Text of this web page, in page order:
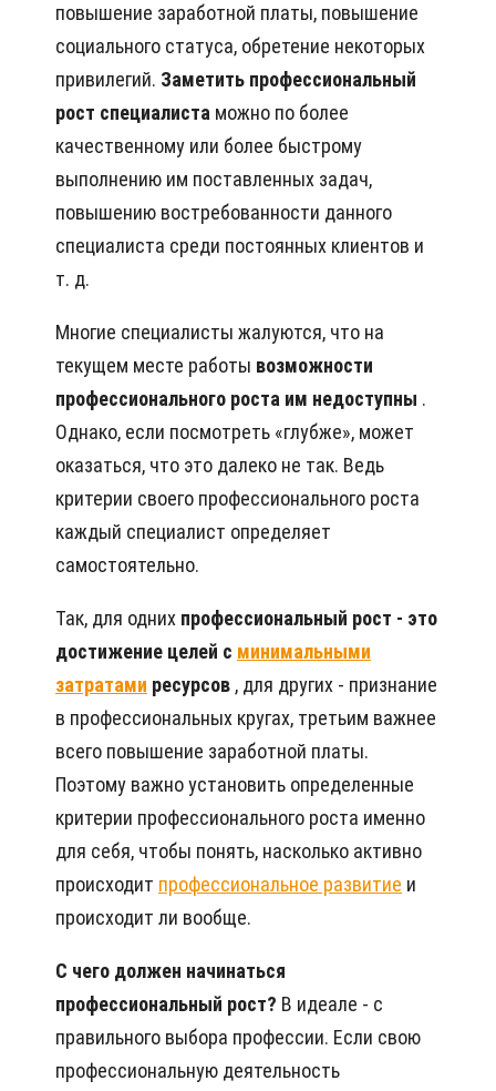
повышение заработной платы, повышение
социального статуса, обретение некоторых
привилегий. Заметить профессиональный
рост специалиста можно по более
качественному или более быстрому
выполнению им поставленных задач,
повышению востребованности данного
специалиста среди постоянных клиентов и
т. д.
Многие специалисты жалуются, что на
текущем месте работы возможности
профессионального роста им недоступны .
Однако, если посмотреть «глубже», может
оказаться, что это далеко не так. Ведь
критерии своего профессионального роста
каждый специалист определяет
самостоятельно.
Так, для одних профессиональный рост - это
достижение целей с минимальными
затратами ресурсов , для других - признание
в профессиональных кругах, третьим важнее
всего повышение заработной платы.
Поэтому важно установить определенные
критерии профессионального роста именно
для себя, чтобы понять, насколько активно
происходит профессиональное развитие и
происходит ли вообще.
С чего должен начинаться
профессиональный рост? В идеале - с
правильного выбора профессии. Если свою
профессиональную деятельность